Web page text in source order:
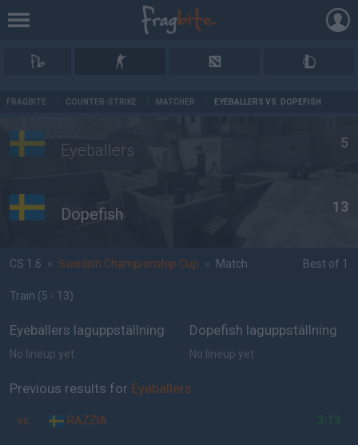
FRAGBITE COUNTER-STRIKE MATCHER EYEBALLERS VS. DOPEFISH
Eyeballers 5
Dopefish 13
CS 1.6 » Swedish Championship Cup » Match Best of 1
Train (5 - 13)
Eyeballers laguppställning
No lineup yet
Dopefish laguppställning
No lineup yet
Previous results for Eyeballers
vs. RAZZIA 3-13